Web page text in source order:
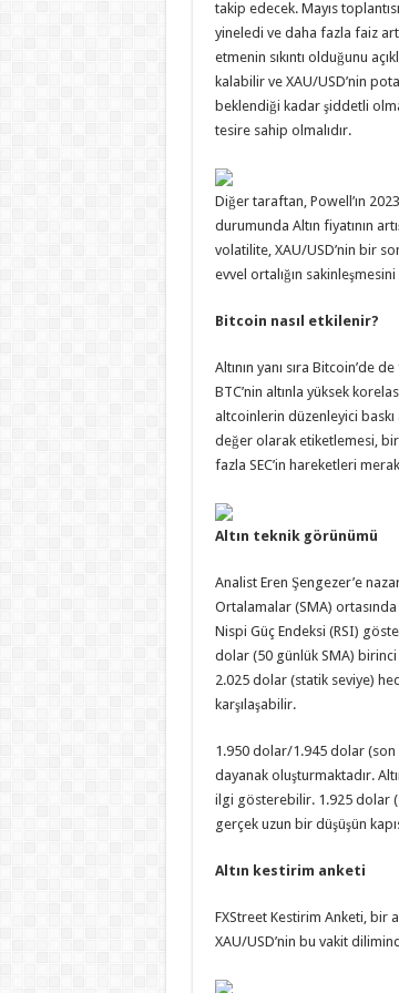
takip edecek. Mayıs
yineledi ve daha fazla faiz
etmenin sıkıntı olduğunu
kalabilir ve XAU/USD’nin
beklendiği kadar şiddetli
tesire sahip olmalıdır.
Diğer taraftan, Powell’ın
durumunda Altın fiyatının
volatilite, XAU/USD’nin bir
evvel ortalığın
Bitcoin nasıl etkilenir?
Altının yanı sıra Bitcoin’de
BTC’nin altınla yüksek
altcoinlerin düzenleyici baskı
değer olarak etiketlemesi,
fazla SEC’in hareketleri
Altın teknik görünümü
Analist Eren Şengezer’e
Ortalamalar (SMA) ortasında
Nispi Güç Endeksi (RSI)
dolar (50 günlük SMA) birinci
2.025 dolar (statik seviye)
karşılaşabilir.
1.950 dolar/1.945 dolar (son
dayanak oluşturmaktadır.
ilgi gösterebilir. 1.925 dolar
gerçek uzun bir düşüşün
Altın kestirim anketi
FXStreet Kestirim Anketi, bir
XAU/USD’nin bu vakit